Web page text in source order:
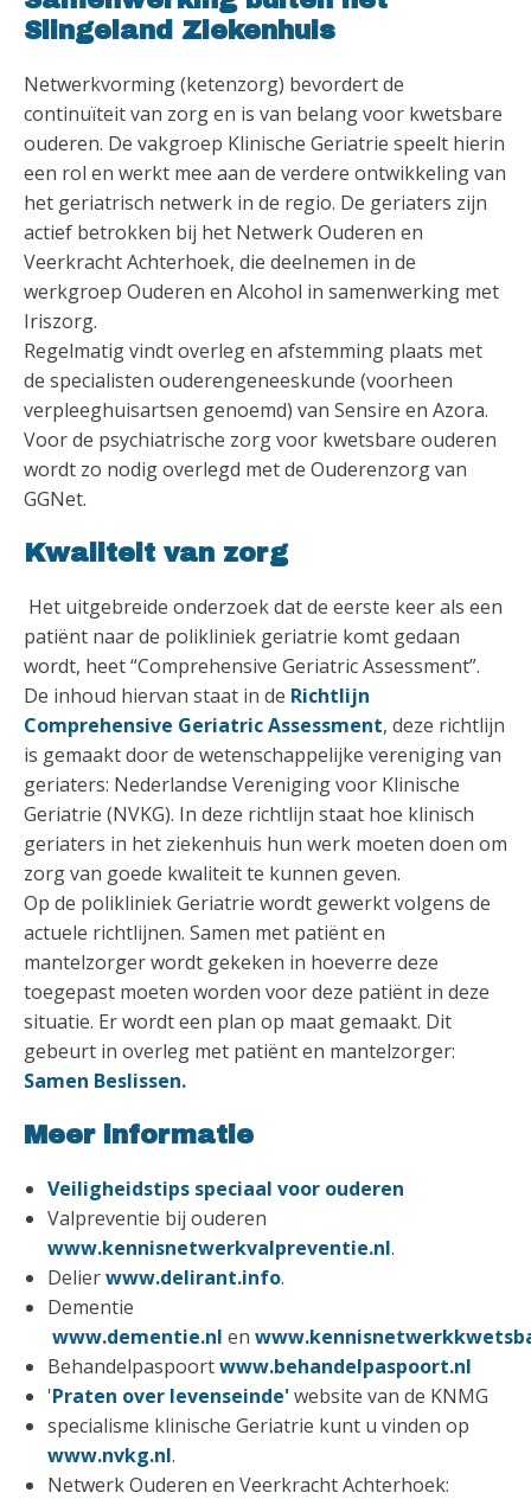
Slingeland Ziekenhuis
Netwerkvorming (ketenzorg) bevordert de
continuïteit van zorg en is van belang voor kwetsbare
ouderen. De vakgroep Klinische Geriatrie speelt hierin
een rol en werkt mee aan de verdere ontwikkeling van
het geriatrisch netwerk in de regio. De geriaters zijn
actief betrokken bij het Netwerk Ouderen en
Veerkracht Achterhoek, die deelnemen in de
werkgroep Ouderen en Alcohol in samenwerking met
Iriszorg.
Regelmatig vindt overleg en afstemming plaats met
de specialisten ouderengeneeskunde (voorheen
verpleeghuisartsen genoemd) van Sensire en Azora.
Voor de psychiatrische zorg voor kwetsbare ouderen
wordt zo nodig overlegd met de Ouderenzorg van
GGNet.
Kwaliteit van zorg
Het uitgebreide onderzoek dat de eerste keer als een
patiënt naar de polikliniek geriatrie komt gedaan
wordt, heet “Comprehensive Geriatric Assessment”.
De inhoud hiervan staat in de Richtlijn
Comprehensive Geriatric Assessment, deze richtlijn
is gemaakt door de wetenschappelijke vereniging van
geriaters: Nederlandse Vereniging voor Klinische
Geriatrie (NVKG). In deze richtlijn staat hoe klinisch
geriaters in het ziekenhuis hun werk moeten doen om
zorg van goede kwaliteit te kunnen geven.
Op de polikliniek Geriatrie wordt gewerkt volgens de
actuele richtlijnen. Samen met patiënt en
mantelzorger wordt gekeken in hoeverre deze
toegepast moeten worden voor deze patiënt in deze
situatie. Er wordt een plan op maat gemaakt. Dit
gebeurt in overleg met patiënt en mantelzorger:
Samen Beslissen.
Meer informatie
Veiligheidstips speciaal voor ouderen
Valpreventie bij ouderen
www.kennisnetwerkvalpreventie.nl.
Delierwww.delirant.info.
Dementie
www.dementie.nl en
Behandelpaspoortwww.behandelpaspoort.nl
'Praten over levenseinde'website van de KNMG
specialisme klinische Geriatrie kunt u vinden op
www.nvkg.nl.
Netwerk Ouderen en Veerkracht Achterhoek: